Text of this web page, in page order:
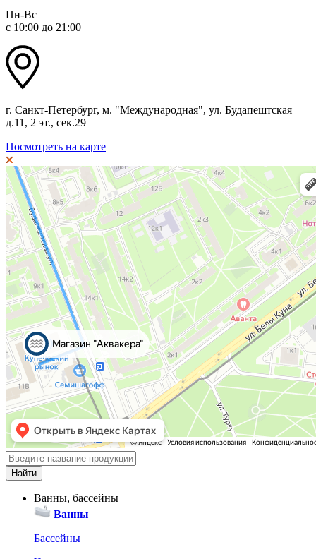
Пн-Вс
с 10:00 до 21:00
г. Санкт-Петербург, м. "Международная", ул. Будапештская
д.11, 2 эт., сек.29
Посмотреть на карте
Ванны, бассейны
Ванны
Бассейны